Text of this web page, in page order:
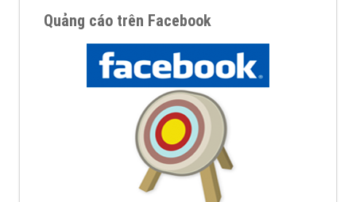
Quảng cáo trên Facebook